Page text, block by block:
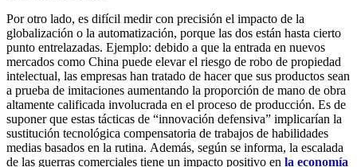
Por otro lado, es difícil medir con precisión el impacto de la
globalización o la automatización, porque las dos están hasta cierto
punto entrelazadas. Ejemplo: debido a que la entrada en nuevos
mercados como China puede elevar el riesgo de robo de propiedad
intelectual, las empresas han tratado de hacer que sus productos sean
a prueba de imitaciones aumentando la proporción de mano de obra
altamente calificada involucrada en el proceso de producción. Es de
suponer que estas tácticas de “innovación defensiva” implicarían la
sustitución tecnológica compensatoria de trabajos de habilidades
medias basados ​​en la rutina. Además, según se informa, la escalada
de las guerras comerciales tiene un impacto positivo en la economía